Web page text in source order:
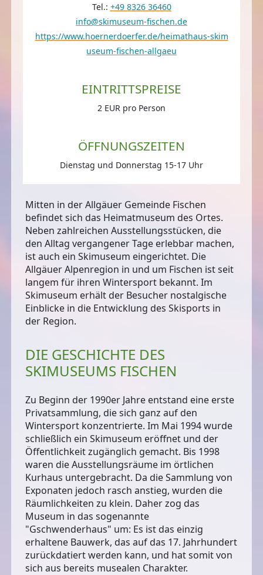
Tel.: +49 8326 36460
info@skimuseum-fischen.de
https://www.hoernerdoerfer.de/heimathaus-skim
useum-fischen-allgaeu
EINTRITTSPREISE
2 EUR pro Person
ÖFFNUNGSZEITEN
Dienstag und Donnerstag 15-17 Uhr
Mitten in der Allgäuer Gemeinde Fischen
befindet sich das Heimatmuseum des Ortes.
Neben zahlreichen Ausstellungsstücken, die
den Alltag vergangener Tage erlebbar machen,
ist auch einSkimuseum eingerichtet. Die
Allgäuer Alpenregion in und um Fischen ist seit
langem für ihren Wintersport bekannt. Im
Skimuseum erhält der Besucher nostalgische
Einblicke in die Entwicklung des Skisports in
der Region.
DIE GESCHICHTE DES
SKIMUSEUMS FISCHEN
Zu Beginn der 1990er Jahre entstand eine erste
Privatsammlung, die sich ganz auf den
Wintersport konzentrierte. Im Mai 1994 wurde
schließlich ein Skimuseum eröffnet und der
Öffentlichkeit zugänglich gemacht. Bis 1998
waren die Ausstellungsräume im örtlichen
Kurhaus untergebracht. Da die Sammlung von
Exponaten jedoch rasch anstieg, wurden die
Räumlichkeiten zu klein. Daher zog das
Museum in das sogenannte
"Gschwenderhaus" um: Es ist das einzig
erhaltene Bauwerk, das auf das 17. Jahrhundert
zurückdatiert werden kann, und hat somit von
sich aus bereits musealen Charakter.